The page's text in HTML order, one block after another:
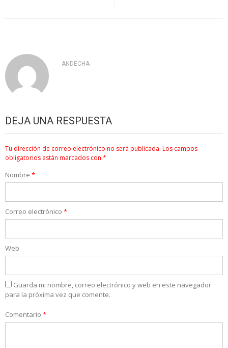
ANDECHA
DEJA UNA RESPUESTA
Tu dirección de correo electrónico no será publicada. Los campos
obligatorios están marcados con *
Nombre *
Correo electrónico *
Web
Guarda mi nombre, correo electrónico y web en este navegador
para la próxima vez que comente.
Comentario *